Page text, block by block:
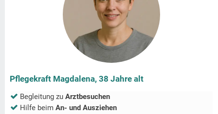
Pflegekraft Magdalena, 38 Jahre alt
Begleitung zu Arztbesuchen
Hilfe beim An- und Ausziehen